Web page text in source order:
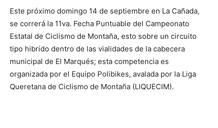
Este próximo domingo 14 de septiembre en La Cañada,
se correrá la 11va. Fecha Puntuable del Campeonato
Estatal de Ciclismo de Montaña, esto sobre un circuito
tipo hibrido dentro de las vialidades de la cabecera
municipal de El Marqués; esta competencia es
organizada por el Equipo Polibikes, avalada por la Liga
Queretana de Ciclismo de Montaña (LIQUECIM).